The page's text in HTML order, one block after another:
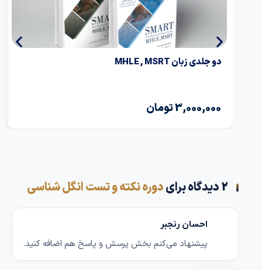
دو جلدی زبان MHLE , MSRT
3,000,000تومان
2 دیدگاه برای دوره نکته و تست انگل شناسی
احسان رنجبر
پیشنهاد می‌کنم بخش پرسش و پاسخ هم اضافه کنید.